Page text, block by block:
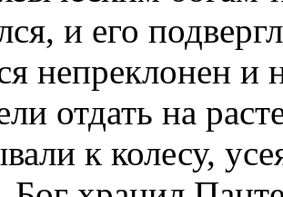
и его
непреклонен и
отдать на
к колесу,